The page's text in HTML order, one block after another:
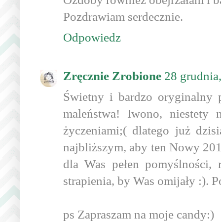
Pozdrawiam serdecznie.
Odpowiedz
Zręcznie Zrobione 28
Świetny i bardzo oryginalny
maleństwa! Iwono, niestety
życzeniami;( dlatego już
najbliższym, aby ten Nowy
dla Was pełen
strapienia, by Was omijały :).
ps Zapraszam na moje candy:)